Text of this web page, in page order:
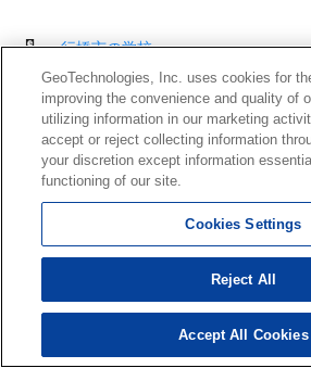
行橋市の学校
行橋市の企業
行橋市の冠婚葬祭
行橋市の住宅展示場
行橋市のペット関連施設
GeoTechnologies, Inc. uses cookies for
improving the convenience and quality of
utilizing information in our marketing
accept or reject collecting information
your discretion except information
functioning of our site.
Cookies Settings
Reject All
Accept All Cookies